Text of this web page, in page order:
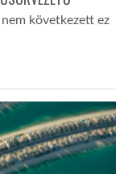
következett ez